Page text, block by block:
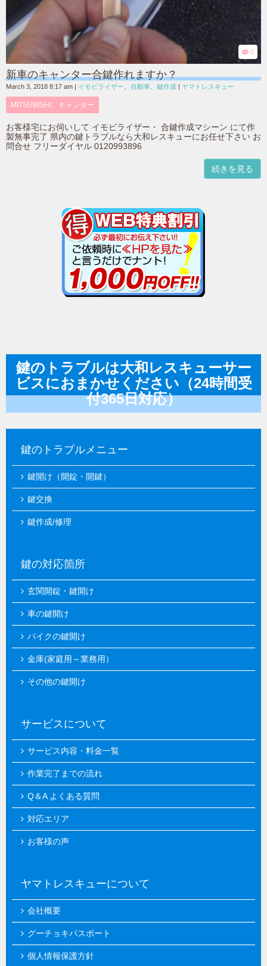
0
新車のキャンター合鍵作れますか？
March 3, 2018 8:17 am イモビライザー 自動車 鍵作成 ヤマトレスキュー
MITSUBISHI、キャンター
お客様宅にお伺いして イモビライザー・ 合鍵作成マシーン にて作
製無事完了 県内の鍵トラブルなら大和レスキューにお任せ下さい お
問合せ フリーダイヤル 0120993896
続きを見る
鍵のトラブルは大和レスキューサー
ビスにおまかせください（24時間受
付365日対応）
鍵のトラブルメニュー
鍵開け（開錠・開鍵）
鍵交換
鍵作成/修理
鍵の対応箇所
玄関開錠・鍵開け
車の鍵開け
バイクの鍵開け
金庫(家庭用～業務用）
その他の鍵開け
サービスについて
サービス内容・料金一覧
作業完了までの流れ
Q＆A よくある質問
対応エリア
お客様の声
ヤマトレスキューについて
会社概要
グーチョキパスポート
個人情報保護方針